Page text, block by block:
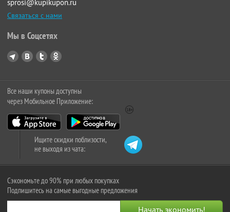
sprosi@kupikupon.ru
Связаться с нами
Мы в Соцсетях
Все наши купоны доступны
через Мобильное Приложение:
Ищите скидки поблизости,
не выходя из чата:
Сэкономьте до 90% при любых покупках
Подпишитесь на самые выгодные предложения